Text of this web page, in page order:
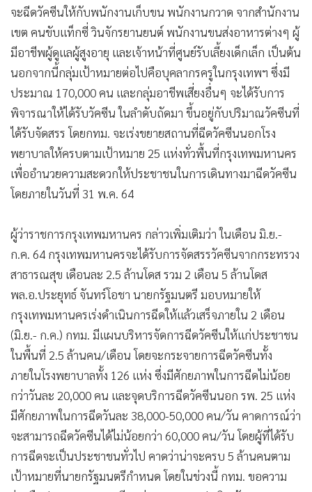
จะฉีดวัคซีนให้กับพนักงานเก็บขน พนักงานกวาด จากสำนักงาน
เขต คนขับแท็กซี่ วินจักรยานยนต์ พนักงานขนส่งอาหารต่างๆ ผู้
มีอาชีพผู้ดูแลผู้สูงอายุ และเจ้าหน้าที่ศูนย์รับเลี้ยงเด็กเล็ก เป็นต้น
นอกจากนี้กลุ่มเป้าหมายต่อไปคือบุคลากรครูในกรุงเทพฯ ซึ่งมี
ประมาณ 170,000 คน และกลุ่มอาชีพเสี่ยงอื่นๆ จะได้รับการ
พิจารณาให้ได้รับวัคซีน ในลำดับถัดมา ขึ้นอยู่กับปริมาณวัคซีนที่
ได้รับจัดสรร โดยกทม. จะเร่งขยายสถานที่ฉีดวัคซีนนอกโรง
พยาบาลให้ครบตามเป้าหมาย 25 แห่งทั่วพื้นที่กรุงเทพมหานคร
เพื่ออำนวยความสะดวกให้ประชาชนในการเดินทางมาฉีดวัคซีน
โดยภายในวันที่ 31 พ.ค. 64
ผู้ว่าราชการกรุงเทพมหานคร กล่าวเพิ่มเติมว่า ในเดือน มิ.ย.-
ก.ค. 64 กรุงเทพมหานครจะได้รับการจัดสรรวัคซีนจากกระทรวง
สาธารณสุข เดือนละ 2.5 ล้านโดส รวม 2 เดือน 5 ล้านโดส
พล.อ.ประยุทธ์ จันทร์โอชา นายกรัฐมนตรี มอบหมายให้
กรุงเทพมหานครเร่งดำเนินการฉีดให้แล้วเสร็จภายใน 2 เดือน
(มิ.ย.- ก.ค.) กทม. มีแผนบริหารจัดการฉีดวัคซีนให้แก่ประชาชน
ในพื้นที่ 2.5 ล้านคน/เดือน โดยจะกระจายการฉีดวัคซีนทั้ง
ภายในโรงพยาบาลทั้ง 126 แห่ง ซึ่งมีศักยภาพในการฉีดไม่น้อย
กว่าวันละ 20,000 คน และจุดบริการฉีดวัคซีนนอก รพ. 25 แห่ง
มีศักยภาพในการฉีดวันละ 38,000-50,000 คน/วัน คาดการณ์ว่า
จะสามารถฉีดวัคซีนได้ไม่น้อยกว่า 60,000 คน/วัน โดยผู้ที่ได้รับ
การฉีดจะเป็นประชาชนทั่วไป คาดว่าน่าจะครบ 5 ล้านคนตาม
เป้าหมายที่นายกรัฐมนตรีกำหนด โดยในข่วงนี้ กทม. ขอความ